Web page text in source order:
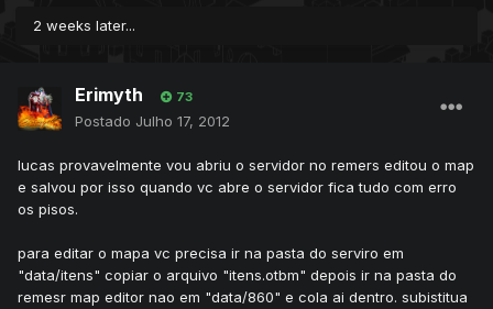
2 weeks later...
Erimyth 73
Postado Julho 17, 2012
lucas provavelmente vou abriu o servidor no remers editou o map
e salvou por isso quando vc abre o servidor fica tudo com erro
os pisos.
para editar o mapa vc precisa ir na pasta do serviro em
"data/itens" copiar o arquivo "itens.otbm" depois ir na pasta do
remesr map editor nao em "data/860" e cola ai dentro. subistitua